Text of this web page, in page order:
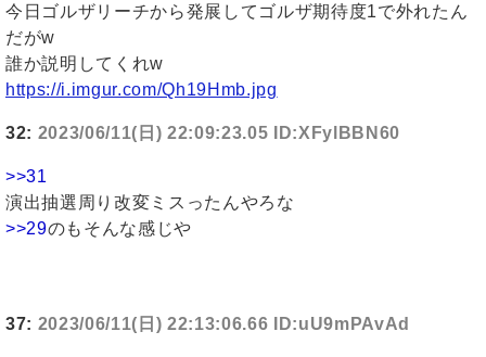
今日ゴルザリーチから発展してゴルザ期待度1で外れたん
だがw
誰か説明してくれw
https://i.imgur.com/Qh19Hmb.jpg
32: 2023/06/11(日) 22:09:23.05 ID:XFylBBN60
>>31
演出抽選周り改変ミスったんやろな
>>29のもそんな感じや
37: 2023/06/11(日) 22:13:06.66 ID:uU9mPAvAd